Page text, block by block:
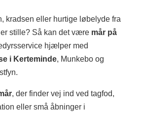
kradsen eller hurtige løbelyde fra
er stille? Så kan det være mår på
hjælper med
i Kerteminde, Munkebo og
, der finder vej ind ved tagfod,
eller små åbninger i